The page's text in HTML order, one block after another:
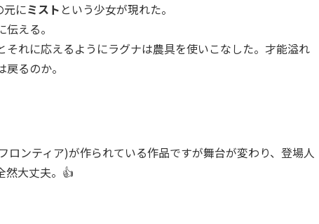
元にミスト という少女が現れた。
える。
れに応えるようにラグナは農具を使いこなした。才能溢れ
るのか。
ロンティア)が作られている作品ですが舞台が変わり、登場人
然大丈夫。👍